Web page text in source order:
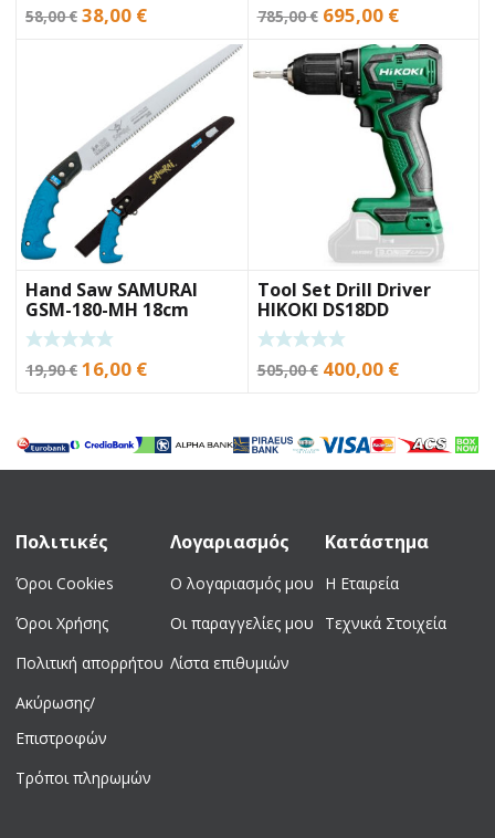
58,00€ Original
58,00 €.
38,00 €Current
38,00 €.
785,00€ Original
price
was:
785,00 €.
695,00 €Current
price
is:
695,00 €.
Hand Saw SAMURAI
GSM-180-MH 18cm
19,90€ Original
19,90 €.
16,00 €Current
16,00 €.
Tool Set Drill Driver
HIKOKI DS18DD
505,00€ Original
505,00 €.
400,00 €Current
400,00 €.
Πολιτικές
Όροι Cookies
Όροι Χρήσης
Πολιτική απορρήτου
Ακύρωσης/
Επιστροφών
Τρόποι πληρωμών
Λογαριασμός
Ο λογαριασμός μου
Οι παραγγελίες μου
Λίστα επιθυμιών
Κατάστημα
Η Εταιρεία
Τεχνικά Στοιχεία